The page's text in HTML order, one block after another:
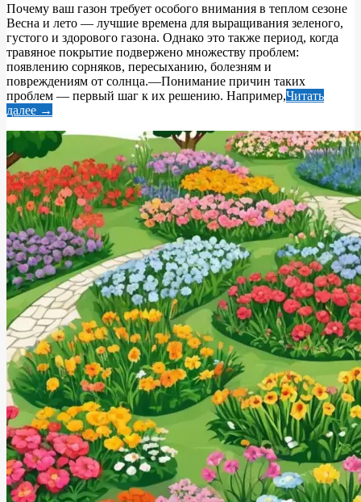
31
Почему ваш газон требует особого внимания в теплом сезоне
Весна и лето — лучшие времена для выращивания зеленого,
густого и здорового газона. Однако это также период, когда
травяное покрытие подвержено множеству проблем:
появлению сорняков, пересыханию, болезням и
повреждениям от солнца.—Понимание причин таких
проблем — первый шаг к их решению. Например,Читать
далее →